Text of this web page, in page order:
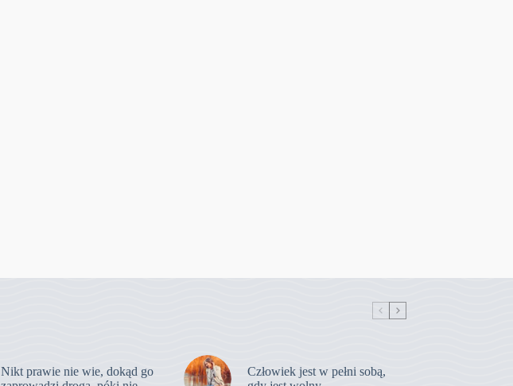
Nikt prawie nie wie, dokąd go
Człowiek jest w pełni sobą,